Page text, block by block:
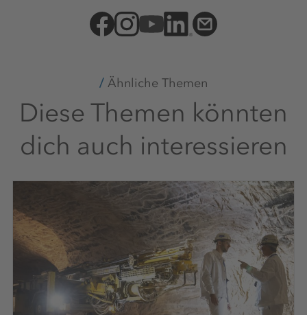
Ähnliche Themen
Diese Themen könnten
dich auch interessieren